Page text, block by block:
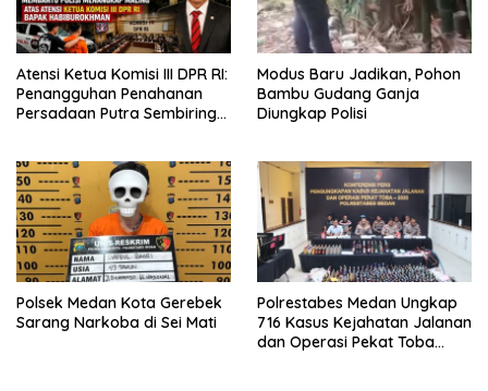
Atensi Ketua Komisi III DPR RI:
Penangguhan Penahanan
Persadaan Putra Sembiring
Modus Baru Jadikan, Pohon
Bambu Gudang Ganja
Diungkap Polisi
Polsek Medan Kota Gerebek
Sarang Narkoba di Sei Mati
Polrestabes Medan Ungkap
716 Kasus Kejahatan Jalanan
dan Operasi Pekat Toba